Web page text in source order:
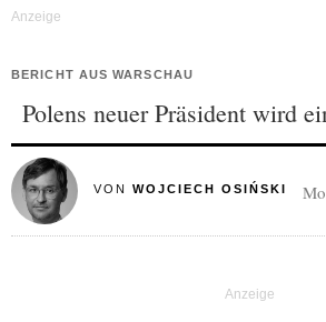
BERICHT AUS WARSCHAU
Polens neuer Präsident wird
VON WOJCIECH OSIŃSKI